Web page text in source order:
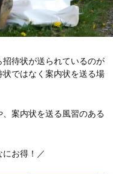
待状が送られているのが
ではなく案内状を送る場
案内状を送る風習のある
にお得！／